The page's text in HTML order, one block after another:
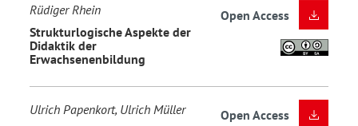
Rüdiger Rhein
Strukturlogische Aspekte der
Didaktik der
Erwachsenenbildung
Open Access
Ulrich Papenkort, Ulrich Müller
Open Access